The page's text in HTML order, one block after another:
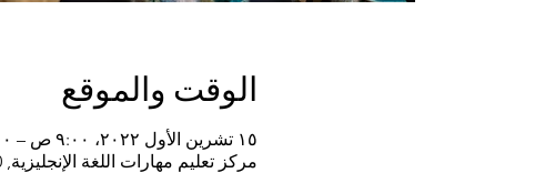
الوقت والموقع
١٥ تشرين الأول ٢٠٢٢، ٩:٠٠ ص – ١٢:٠٠ م
مركز تعليم مهارات اللغة الإنجليزية, 650 E 4500 S # 220 ، سالت ليك سيتي ، يوتا 84107 ، الولايات المتحدة الأمريكية